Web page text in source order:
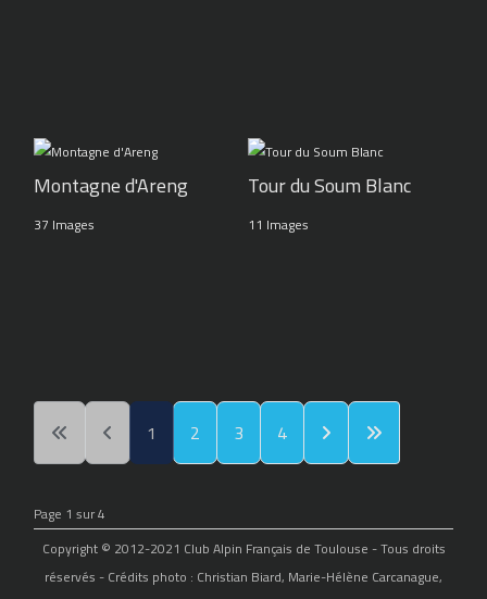
Montagne d'Areng
37 Images
Tour du Soum Blanc
11 Images
1 2 3 4
Page 1 sur 4
Copyright © 2012-2021 Club Alpin Français de Toulouse - Tous droits
réservés - Crédits photo : Christian Biard, Marie-Hélène Carcanague,